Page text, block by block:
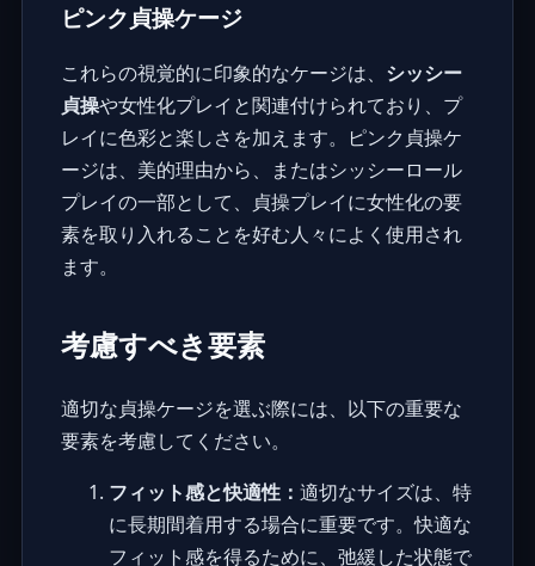
ピンク貞操ケージ
これらの視覚的に印象的なケージは、 シッシー
貞操や女性化プレイと関連付けられており、プ
レイに色彩と楽しさを加えます。ピンク貞操ケ
ージは、美的理由から、またはシッシーロール
プレイの一部として、貞操プレイに女性化の要
素を取り入れることを好む人々によく使用され
ます。
考慮すべき要素
適切な貞操ケージを選ぶ際には、以下の重要な
要素を考慮してください。
フィット感と快適性： 適切なサイズは、特
に長期間着用する場合に重要です。快適な
フィット感を得るために、弛緩した状態で